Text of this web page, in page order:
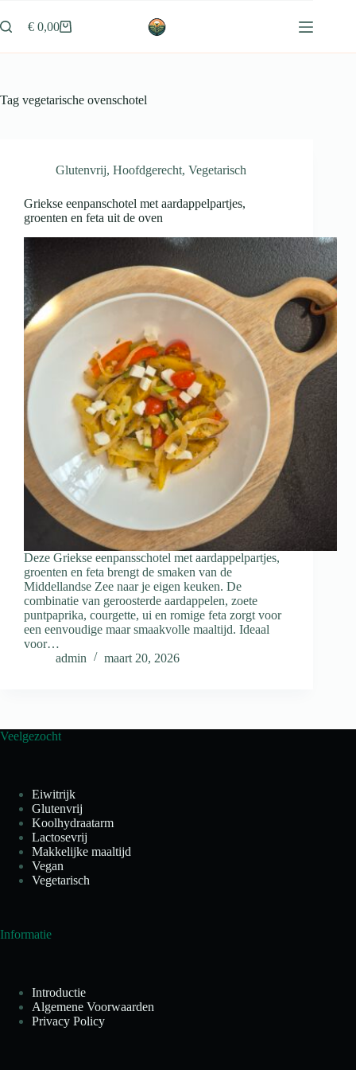
naar
de
Winkelwagen
€ 0,00
Tag vegetarische ovenschotel
Glutenvrij, Hoofdgerecht, Vegetarisch
Griekse eenpanschotel met aardappelpartjes,
groenten en feta uit de oven
Deze Griekse eenpansschotel met aardappelpartjes,
groenten en feta brengt de smaken van de
Middellandse Zee naar je eigen keuken. De
combinatie van geroosterde aardappelen, zoete
puntpaprika, courgette, ui en romige feta zorgt voor
een eenvoudige maar smaakvolle maaltijd. Ideaal
voor…
admin
maart 20, 2026
Veelgezocht
Eiwitrijk
Glutenvrij
Koolhydraatarm
Lactosevrij
Makkelijke maaltijd
Vegan
Vegetarisch
Informatie
Introductie
Algemene Voorwaarden
Privacy Policy